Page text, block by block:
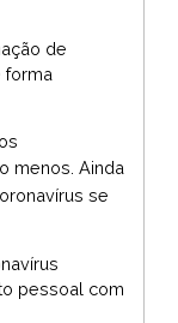
de
forma
menos. Ainda
se
pessoal com